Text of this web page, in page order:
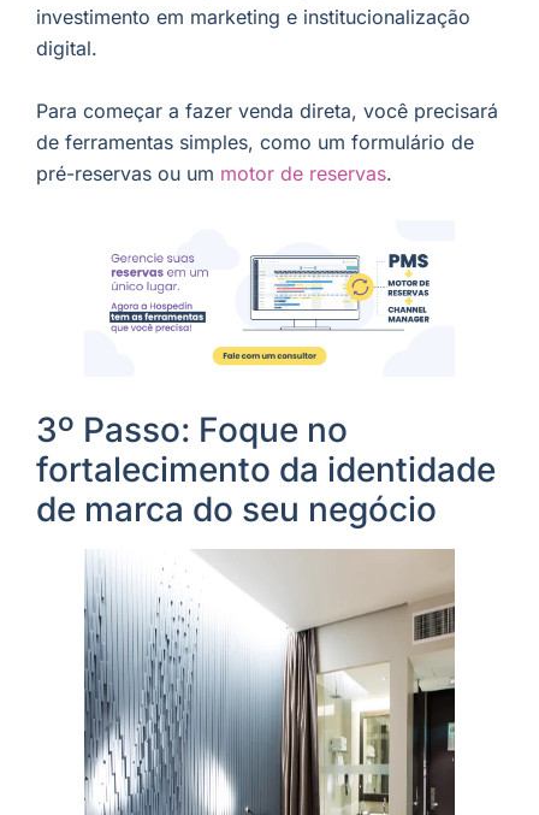
investimento em marketing e institucionalização
digital.
Para começar a fazer venda direta, você precisará
de ferramentas simples, como um formulário de
pré-reservas ou um motor de reservas.
3º Passo: Foque no
fortalecimento da identidade
de marca do seu negócio